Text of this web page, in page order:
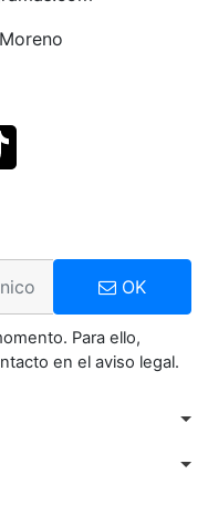
OK
Para ello,
en el aviso legal.